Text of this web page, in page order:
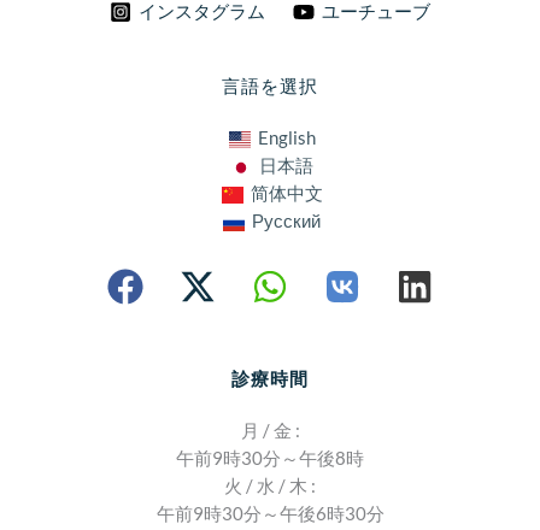
インスタグラム ユーチューブ
言語を選択
English
日本語
简体中文
Русский
診療時間
月 / 金 :
午前9時30分～午後8時
火 / 水 / 木 :
午前9時30分～午後6時30分